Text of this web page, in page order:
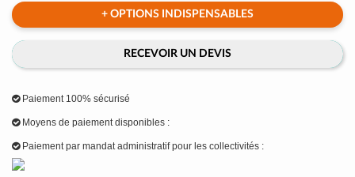
+ OPTIONS INDISPENSABLES
RECEVOIR UN DEVIS
Paiement 100% sécurisé
Moyens de paiement disponibles :
Paiement par mandat administratif pour les collectivités :